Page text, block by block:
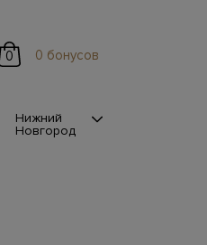
0 0 бонусов
Нижний
Новгород